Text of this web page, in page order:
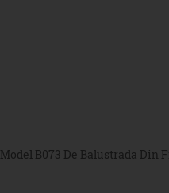
Model B073 De Balustrada Din